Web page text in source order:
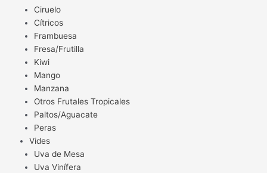
Ciruelo
Cítricos
Frambuesa
Fresa/Frutilla
Kiwi
Mango
Manzana
Otros Frutales Tropicales
Paltos/Aguacate
Peras
Vides
Uva de Mesa
Uva Vinífera